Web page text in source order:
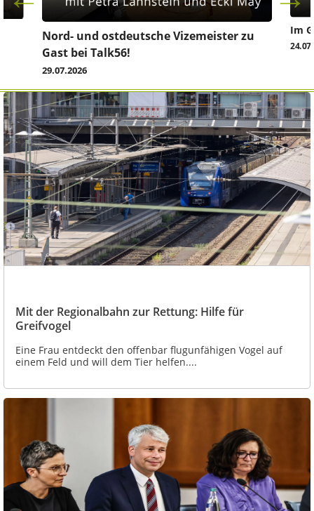
Nord- und ostdeutsche Vizemeister zu
Gast bei Talk56!
29.07.2026
Im
Mit der Regionalbahn zur Rettung: Hilfe für
Greifvogel
Eine Frau entdeckt den offenbar flugunfähigen Vogel auf
einem Feld und will dem Tier helfen....